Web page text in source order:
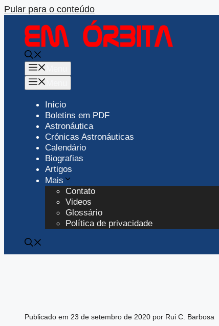
Pular para o conteúdo
Início
Boletins em PDF
Astronáutica
Crónicas Astronáuticas
Calendário
Biografias
Artigos
Mais
Contato
Videos
Glossário
Política de privacidade
Publicado em 23 de setembro de 2020 por Rui C. Barbosa